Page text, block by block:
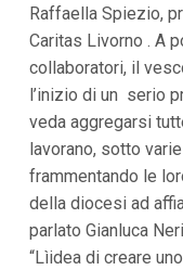
l
M
n
ù
r
n
c
i
a
l
Raffaella Spiezio,
Caritas Livorno . A
collaboratori, il
l’inizio di un serio
veda aggregarsi
lavorano, sotto
frammentando le
della diocesi ad
parlato Gianluca
“Lìidea di creare